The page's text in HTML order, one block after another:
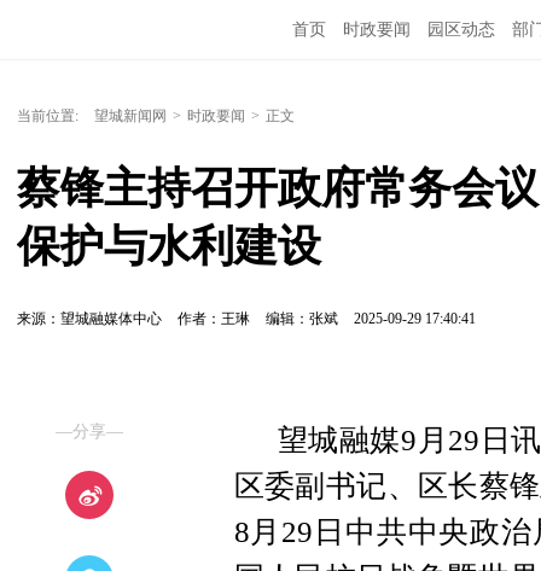
首页 时政要闻 园区动态 部
当前位置: 望城新闻网 > 时政要闻 > 正文
蔡锋主持召开政府常务会
保护与水利建设
来源：望城融媒体中心 作者：王琳 编辑：张斌 2025-09-29 17:40:41
—分享—
望城融媒9月29日
区委副书记、区长蔡
8月29日中共中央政